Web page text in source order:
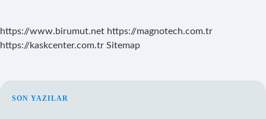
https://www.birumut.net https://magnotech.com.tr
https://kaskcenter.com.tr Sitemap
SIDEBAR
SON YAZILAR